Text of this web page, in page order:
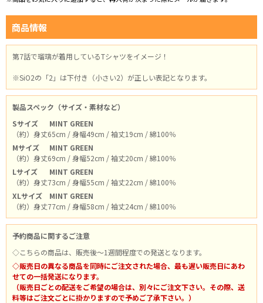
商品情報
第7話で瑠璃が着用しているTシャツをイメージ！
※SiO2の「2」は下付き（小さい2）が正しい表記となります。
製品スペック（サイズ・素材など）
Sサイズ
MINT GREEN
（約）身丈65cm / 身幅49cm / 袖丈19cm / 綿100％
Mサイズ
MINT GREEN
（約）身丈69cm / 身幅52cm / 袖丈20cm / 綿100％
Lサイズ
MINT GREEN
（約）身丈73cm / 身幅55cm / 袖丈22cm / 綿100％
XLサイズ
MINT GREEN
（約）身丈77cm / 身幅58cm / 袖丈24cm / 綿100％
予約商品に関するご注意
◇こちらの商品は、販売後～1週間程度での発送となります。
◇販売日の異なる商品を同時にご注文された場合、最も遅い販売日にあわ
せての一括発送になります。
（販売日ごとの配送をご希望の場合は、別々にご注文下さい。その際、送
料等はご注文ごとに掛かりますので予めご了承下さい。）